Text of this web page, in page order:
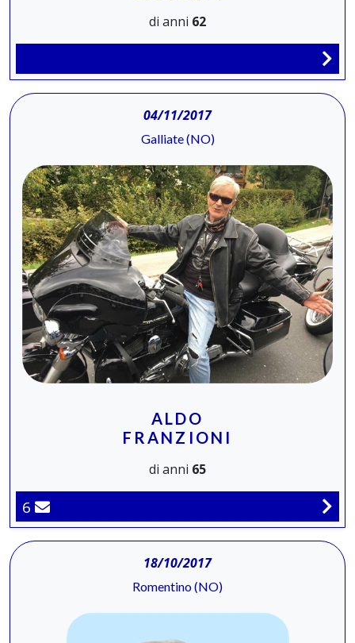
di anni 62
04/11/2017
Galliate (NO)
ALDO
FRANZIONI
di anni 65
6
18/10/2017
Romentino (NO)